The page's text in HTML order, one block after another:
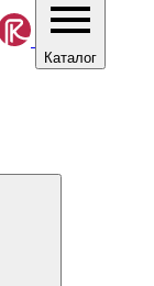
Каталог